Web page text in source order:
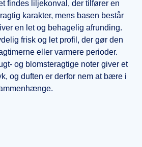
findes liljekonval, der tilfører en
karakter, mens basen består
en let og behagelig afrunding.
frisk og let profil, der gør den
eller varmere perioder.
og blomsteragtige noter giver et
og duften er derfor nem at bære i